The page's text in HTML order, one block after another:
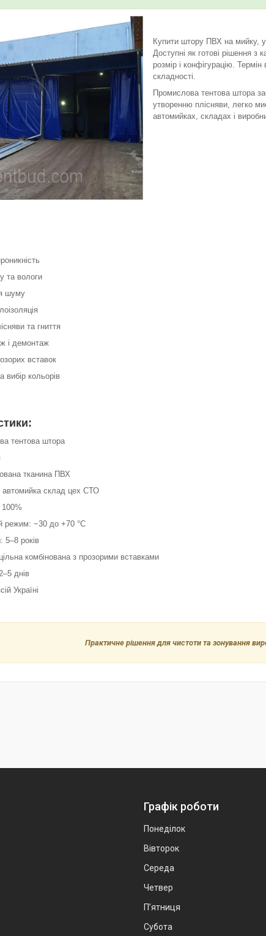
Купити штору ПВХ на мийку,
Доступні як готові рішення з
розмір і конфігурацію.
складності.
Промислова тентова штора
утворенню плісняви, легко
автомийках, складах і
та вологи
шуму
та гниття
і демонтаж
вставок
вибір кольорів
тентова штора
тканина ПВХ
автомийка склад цех СТО
100%
режим: −30 до +70 °C
5–8 років
комбінована з прозорими вставками
днів
Україні
Практичне рішення для чистоти та зонування
Графік роботи
Понеділок
Вівторок
Середа
Четвер
Пʼятниця
Субота